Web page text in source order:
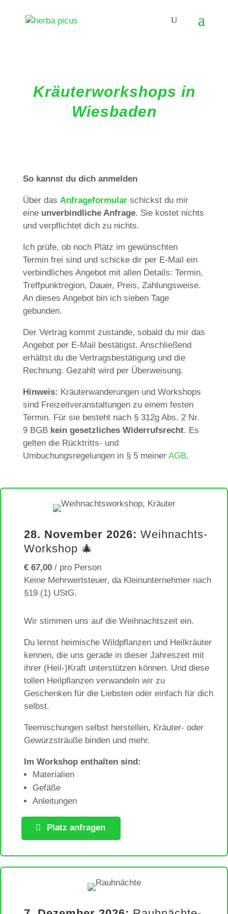
Kräuterworkshops in
Wiesbaden
So kannst du dich anmelden
Über das Anfrageformularschickst du mir
eine unverbindliche Anfrage. Sie kostet nichts
und verpflichtet dich zu nichts.
Ich prüfe, ob noch Plätz im gewünschten
Termin frei sind und schicke dir per E-Mail ein
verbindliches Angebot mit allen Details: Termin,
Treffpunktregion, Dauer, Preis, Zahlungsweise.
An dieses Angebot bin ich sieben Tage
gebunden.
Der Vertrag kommt zustande, sobald du mir das
Angebot per E-Mail bestätigst. Anschließend
erhältst du die Vertragsbestätigung und die
Rechnung. Gezahlt wird per Überweisung.
Hinweis: Kräuterwanderungen und Workshops
sind Freizeitveranstaltungen zu einem festen
Termin. Für sie besteht nach § 312g Abs. 2 Nr.
9 BGB kein gesetzliches Widerrufsrecht. Es
gelten die Rücktritts- und
Umbuchungsregelungen in § 5 meiner AGB.
28. November 2026: Weihnachts-
Workshop 🎄
€ 67,00 / pro Person
Keine Mehrwertsteuer, da Kleinunternehmer nach
§19 (1) UStG.
Wir stimmen uns auf die Weihnachtszeit ein.
Du lernst heimische Wildpflanzen und Heilkräuter
kennen, die uns gerade in dieser Jahreszeit mit
ihrer (Heil-)Kraft unterstützen können. Und diese
tollen Heilpflanzen verwandeln wir zu
Geschenken für die Liebsten oder einfach für dich
selbst.
Teemischungen selbst herstellen, Kräuter- oder
Gewürzsträuße binden und mehr.
Im Workshop enthalten sind:
Materialien
Gefäße
Anleitungen
Platz anfragen